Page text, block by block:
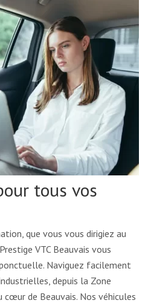
tous vos
que vous vous dirigiez au
VTC Beauvais vous
Naviguez facilement
depuis la Zone
cœur de Beauvais. Nos véhicules